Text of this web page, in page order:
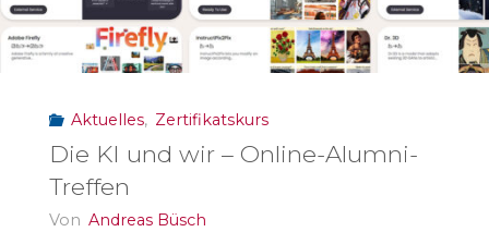
Aktuelles, Zertifikatskurs
Die KI und wir – Online-Alumni-
Treffen
Von Andreas Büsch